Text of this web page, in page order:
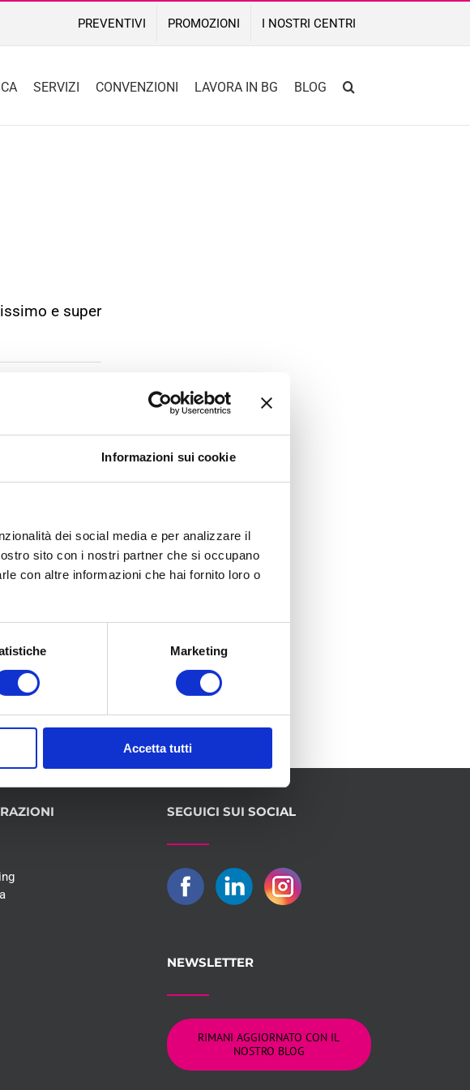
Informazioni sui cookie
dei social media e per analizzare il
sito con i nostri partner che si occupano
con altre informazioni che hai fornito loro o
Marketing
Accetta tutti
PREVENTIVI PROMOZIONI I NOSTRI CENTRI
SERVIZI CONVENZIONI LAVORA IN BG BLOG
e super
Rosmary
Massimo
Manni
SEGUICI SUI SOCIAL
NEWSLETTER
RIMANI AGGIORNATO CON IL
NOSTRO BLOG